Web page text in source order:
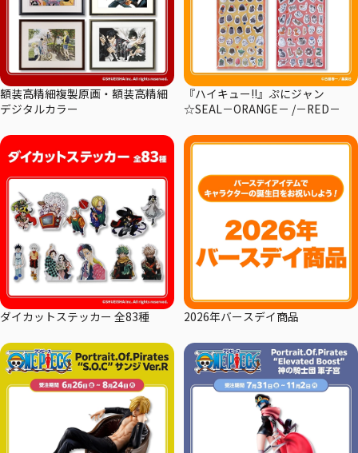
額装高精細複製原画・額装高精細
デジタルカラー
『ハイキュー!!』ぷにジャン
☆SEAL－ORANGE－ /－RED－
ダイカットステッカー 全83種 2026年バースデイ商品